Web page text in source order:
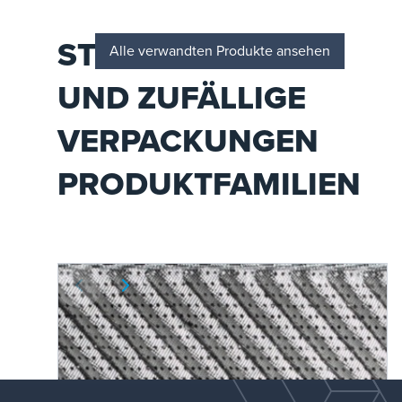
STRUKTURIERTE
UND ZUFÄLLIGE
VERPACKUNGEN
PRODUKTFAMILIEN
Alle verwandten Produkte ansehen